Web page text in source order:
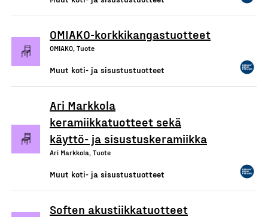
OMIAKO-korkkikangastuotteet
OMIAKO, Tuote
Muut koti- ja sisustustuotteet
Ari Markkola
keramiikkatuotteet sekä
käyttö- ja sisustuskeramiikka
Ari Markkola, Tuote
Muut koti- ja sisustustuotteet
Soften akustiikkatuotteet